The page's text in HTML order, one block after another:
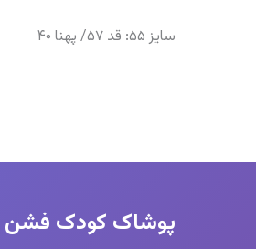
سایز ۵۵: قد ۵۷/ پهنا ۴۰
پوشاک کودک فشن